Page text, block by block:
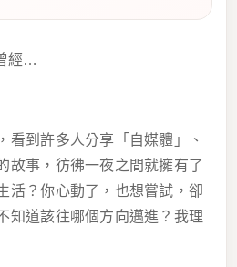
經…
看到許多人分享「自媒體」、
故事，彷彿一夜之間就擁有了
活？你心動了，也想嘗試，卻
知道該往哪個方向邁進？我理